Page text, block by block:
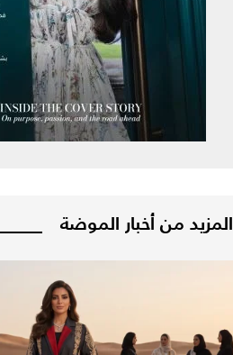
المزيد من أخبار الموضة